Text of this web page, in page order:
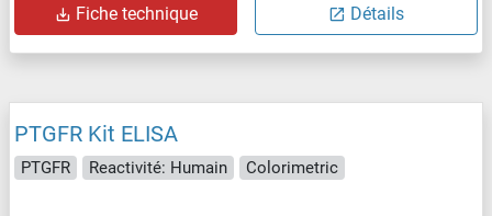
Fiche technique Détails
PTGFR Kit ELISA
PTGFR Reactivité: Humain Colorimetric